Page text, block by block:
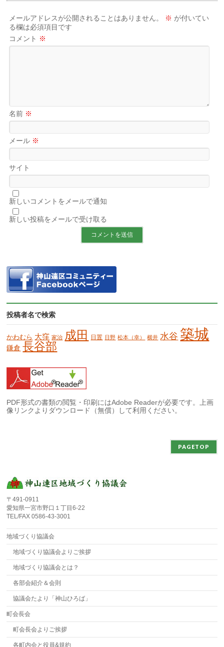
メールアドレスが公開されることはありません。 ※ が付いてい
る欄は必須項目です
コメント ※
名前 ※
メール ※
サイト
新しいコメントをメールで通知
新しい投稿をメールで受け取る
投稿者名で検索
かわむら 大窪 家治 成田 日置 日野 松本（幸） 横井 水谷 築城
鎌倉 長谷部
PDF形式の書類の閲覧・印刷にはAdobe Readerが必要です。上画
像リンクよりダウンロード（無償）して利用ください。
PAGETOP
〒491-0911
愛知県一宮市野口１丁目6-22
TEL/FAX 0586-43-3001
地域づくり協議会
地域づくり協議会よりご挨拶
地域づくり協議会とは？
各部会紹介＆会則
協議会たより「神山ひろば」
町会長会
町会長会よりご挨拶
各町内会と役員&規約